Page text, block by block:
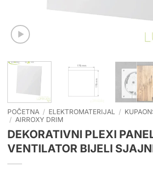
POČETNA / ELEKTROMATERIJAL /
/ AIRROXY DRIM
DEKORATIVNI PLEXI
VENTILATOR BIJELI